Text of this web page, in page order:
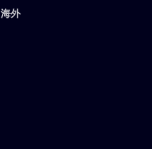
海外